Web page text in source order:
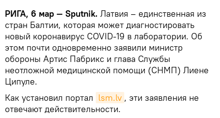
РИГА, 6 мар — Sputnik. Латвия – единственная из
стран Балтии, которая может диагностировать
новый коронавирус COVID-19 в лаборатории. Об
этом почти одновременно заявили министр
обороны Артис Пабрикс и глава Службы
неотложной медицинской помощи (СНМП) Лиене
Ципуле.
Как установил портал lsm.lv , эти заявления не
отвечают действительности.